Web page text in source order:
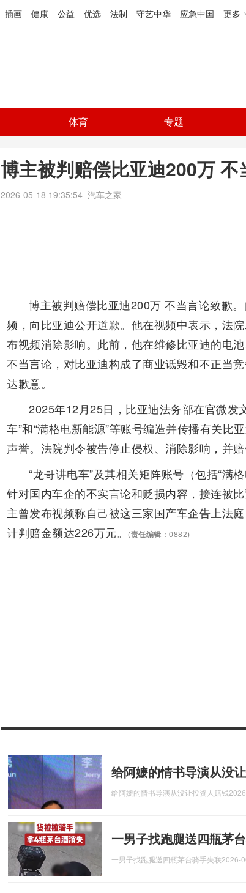
插画 健康 公益 优选 法制 守艺中华 应急中国 更多
体育 专题
博主被判赔偿比亚迪200万 不
2026-05-18 19:35:54 汽车之家
博主被判赔偿比亚迪200万 不当言论致歉
频，向比亚迪公开道歉。他在视频中表示，法
布视频消除影响。此前，他在维修比亚迪的电
不当言论，对比亚迪构成了商业诋毁和不正当
达歉意。
2025年12月25日，比亚迪法务部在官微发
车”和“满格电新能源”等账号编造并传播有关比
声誉。法院判令被告停止侵权、消除影响，并赔
“龙哥讲电车”及其相关矩阵账号（包括“满
针对国内车企的不实言论和贬损内容，接连被
主曾发布视频称自己被这三家国产车企告上法
计判赔金额达226万元。
(责任编辑 ：0882)
给阿嬷的情书导演从没
给阿嬷的情书导演从没让投资人赔钱
一男子找跑腿送四瓶茅
一男子找跑腿送四瓶茅台骑手失联2026-